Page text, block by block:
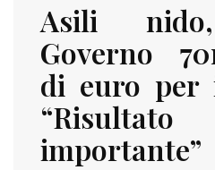
Asili
Governo
di euro per
“Risultato
importante”